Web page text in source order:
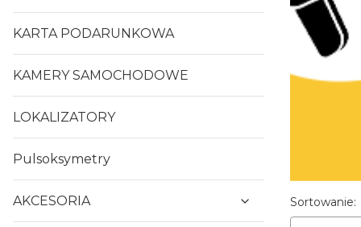
KARTA PODARUNKOWA
KAMERY SAMOCHODOWE
LOKALIZATORY
Pulsoksymetry
AKCESORIA Lista
Sortowanie: